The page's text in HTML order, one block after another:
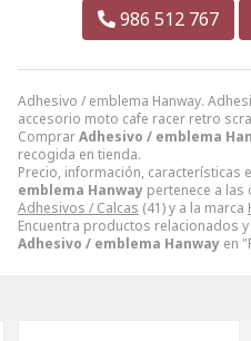
Adhesivo / emblema Hanway.
accesorio moto cafe racer retro
ComprarAdhesivo / emblema
recogida en tienda.
Precio, información, características
emblema Hanway pertenece a las
Adhesivos / Calcas (41) y a la marca
Encuentra productos relacionados
Adhesivo / emblema Hanway en
986 512 767